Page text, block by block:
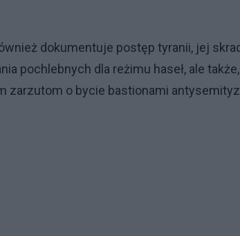
dokumentuje postęp tyranii, jej
pochlebnych dla reżimu haseł, ale
zarzutom o bycie bastionami